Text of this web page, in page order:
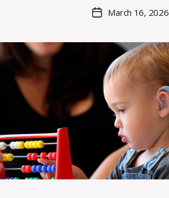
author
B
s
s
e
PostMarch 16, 2026